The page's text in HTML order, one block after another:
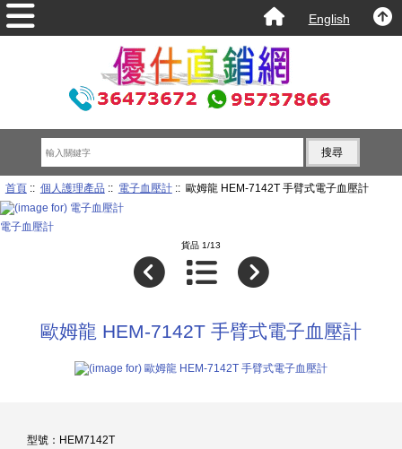
English
首頁:: 個人護理產品 :: 電子血壓計:: 歐姆龍 HEM-7142T 手臂式電子血壓計
電子血壓計
貨品 1/13
歐姆龍 HEM-7142T 手臂式電子血壓計
型號：HEM7142T